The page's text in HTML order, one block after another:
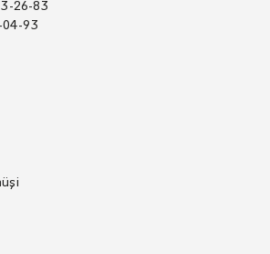
26-83
93